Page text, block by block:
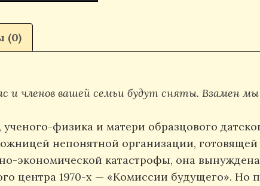
(0)
и членов вашей семьи будут сняты. Взамен
физика и матери образцового
непонятной организации,
экономической катастрофы, она
центра 1970-х — «Комиссии будущего». Но